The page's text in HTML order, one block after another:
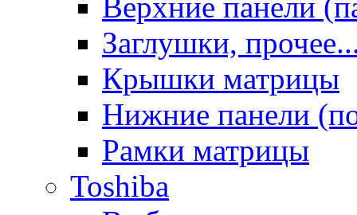
Заглушки,
Крышки матрицы
Нижние панели
Рамки матрицы
Toshiba